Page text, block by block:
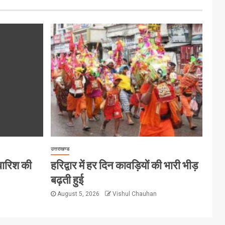
की
उत्तराखण्ड
हरिद्वार में हर दिन कावड़ियों की भारी भीड़
बढ़ती हुई
August 5, 2026 Vishul Chauhan